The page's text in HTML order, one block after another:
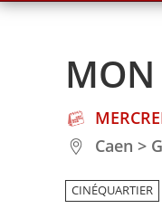
MON
Caen >
CINÉQUARTIER